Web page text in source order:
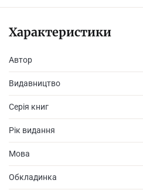
Камера! Мотор! Тільки-но шоу
очевидніше, що людина, яку Фіззі
«Експеримент зі справжнім
реаліті-шоу.
Характеристики
Автор
Видавництво
Серія книг
Рік видання
Мова
Обкладинка